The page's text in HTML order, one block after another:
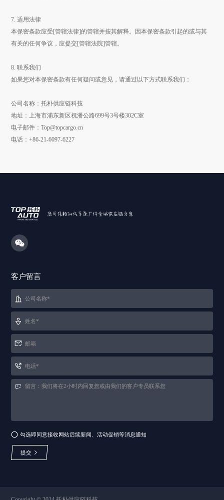
7. 适用法律
本保密条款应受[管辖法律]的管辖并按其解释。因本保密条款引起的或与其
有关的任何争议，应提交[管辖法院]管辖。
8. 联系我们
如果您对本保密条款有任何疑问或意见，请通过以下方式联系我们：
公司名称：托朴供应链科技
地址：上海市浦东新区祝潘公路699号3号楼302C室
电子邮件：Top@topcargo.cn
电话：+86-21-6097-6227
客户留言
提交
勾选即同意接收网站后续新闻、活动促销等消息通知